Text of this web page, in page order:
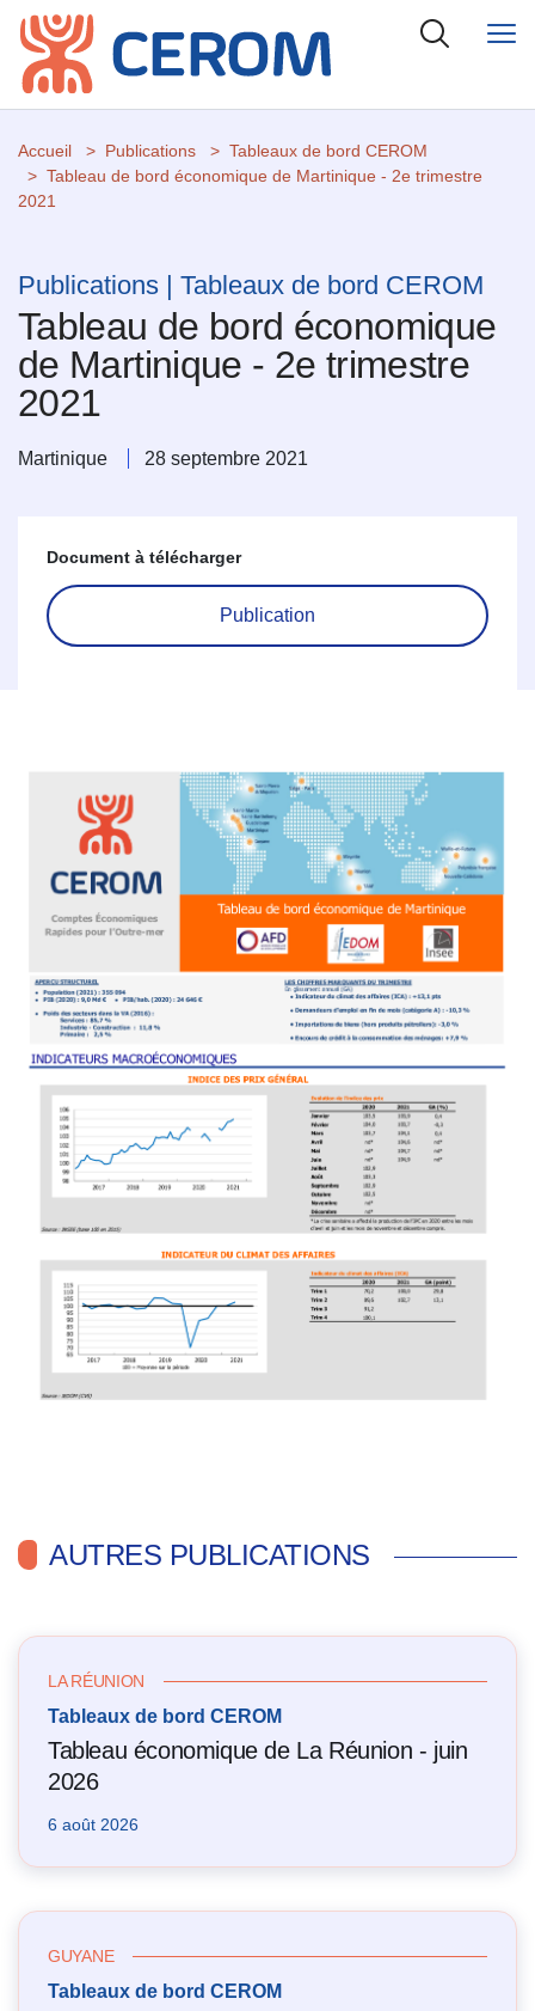
Accueil Publications
Tableaux de bord CEROM
Tableau de bord économique de Martinique - 2e trimestre
2021
Publications | Tableaux de bord CEROM
Tableau de bord économique
de Martinique - 2e trimestre
2021
Martinique 28 septembre 2021
Document à télécharger
Publication
AUTRES PUBLICATIONS
LA RÉUNION
Tableaux de bord CEROM
Tableau économique de La Réunion - juin
2026
6 août 2026
GUYANE
Tableaux de bord CEROM